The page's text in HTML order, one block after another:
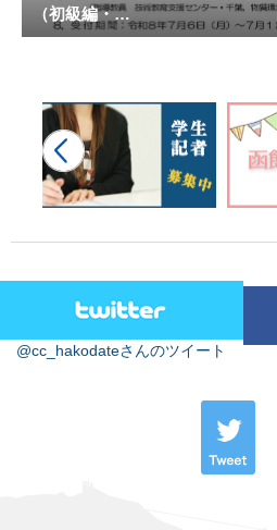
（初級編・…
@cc_hakodateさんのツイート